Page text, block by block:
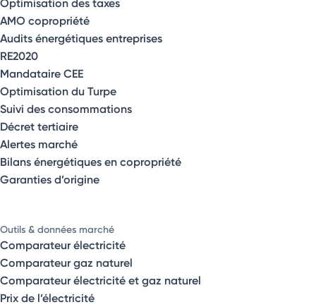
AMO copropriété
Audits énergétiques entreprises
RE2020
Mandataire CEE
Optimisation du Turpe
Suivi des consommations
Décret tertiaire
Alertes marché
Bilans énergétiques en copropriété
Garanties d’origine
Outils & données marché
Comparateur électricité
Comparateur gaz naturel
Comparateur électricité et gaz naturel
Prix de l’électricité